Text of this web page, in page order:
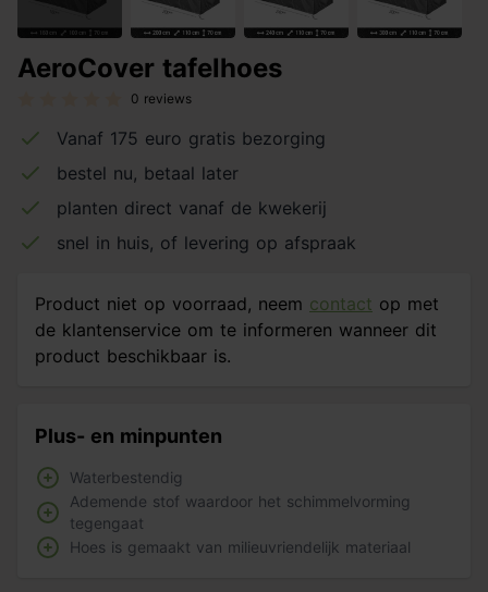
AeroCover tafelhoes
0 reviews
Vanaf 175 euro gratis bezorging
bestel nu, betaal later
planten direct vanaf de kwekerij
snel in huis, of levering op afspraak
Product niet op voorraad, neem contact op met
de klantenservice om te informeren wanneer dit
product beschikbaar is.
Plus- en minpunten
Waterbestendig
Ademende stof waardoor het schimmelvorming
tegengaat
Hoes is gemaakt van milieuvriendelijk materiaal